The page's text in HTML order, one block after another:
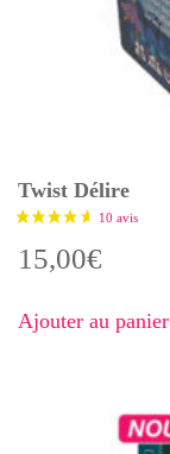
Twist Délire
15,00€
Ajouter au panier